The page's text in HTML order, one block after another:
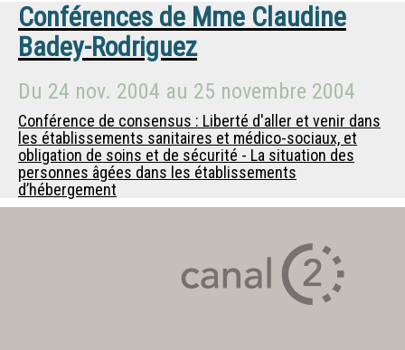
Conférences de Mme Claudine
Badey-Rodriguez
Du 24 nov. 2004 au 25 novembre 2004
Conférence de consensus : Liberté d'aller et venir dans
les établissements sanitaires et médico-sociaux, et
obligation de soins et de sécurité - La situation des
personnes âgées dans les établissements
d’hébergement